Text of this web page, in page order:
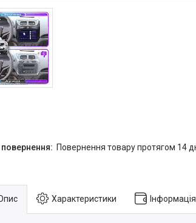
повернення товару протягом 14
Характеристики